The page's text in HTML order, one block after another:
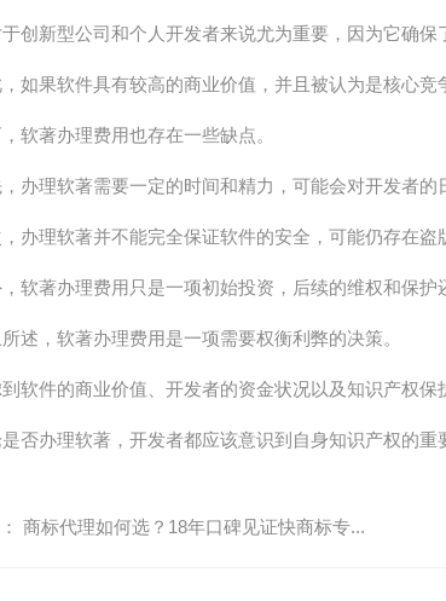
创新型公司和个人开发者来说尤为重要，因为它确保
如果软件具有较高的商业价值，并且被认为是核心竞
软著办理费用也存在一些缺点。
办理软著需要一定的时间和精力，可能会对开发者的
办理软著并不能完全保证软件的安全，可能仍存在盗
软著办理费用只是一项初始投资，后续的维权和保护
述，软著办理费用是一项需要权衡利弊的决策。
软件的商业价值、开发者的资金状况以及知识产权保
否办理软著，开发者都应该意识到自身知识产权的
商标代理如何选？18年口碑见证快商标专...